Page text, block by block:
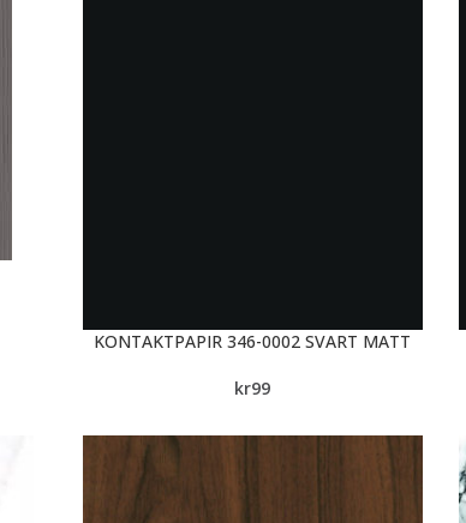
KONTAKTPAPIR 346-0002 SVART MATT
kr99